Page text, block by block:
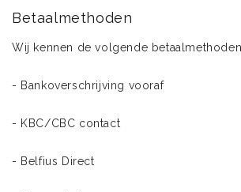
Betaalmethoden
Wij kennen de volgende
- Bankoverschrijving vooraf
- KBC/CBC contact
- Belfius Direct